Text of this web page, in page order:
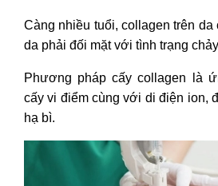
Càng nhiều tuổi, collagen trên da
da phải đối mặt với tình trạng
Phương pháp cấy collagen là
cấy vi điểm cùng với di điện ion,
hạ bì.